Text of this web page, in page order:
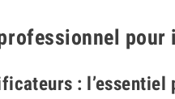
: l’essentiel